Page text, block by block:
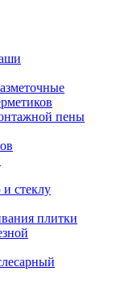
пены
стеклу
плитки